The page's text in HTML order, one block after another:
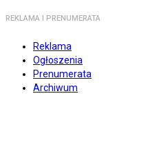
REKLAMA I PRENUMERATA
Reklama
Ogłoszenia
Prenumerata
Archiwum